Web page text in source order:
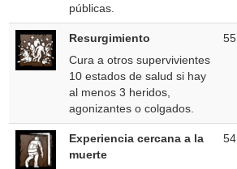
públicas.
Resurgimiento
Cura a otros supervivientes
10 estados de salud si hay
al menos 3 heridos,
agonizantes o colgados.
55
Experiencia cercana a la
muerte
54